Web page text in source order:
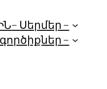
– Սերմեր –
–